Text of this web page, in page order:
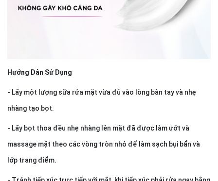
Hướng Dẫn Sử Dụng
- Lấy một lượng sữa rửa mặt vừa đủ vào lòng bàn tay và nhẹ
nhàng tạo bọt.
- Lấy bọt thoa đều nhẹ nhàng lên mặt đã được làm ướt và
massage mặt theo các vòng tròn nhỏ để làm sạch bụi bẩn và
lớp trang điểm.